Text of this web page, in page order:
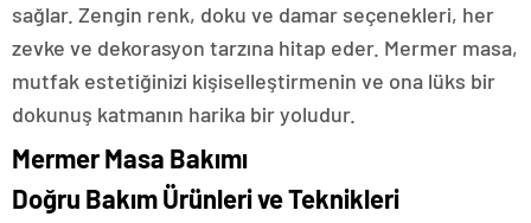
sağlar. Zengin renk, doku ve damar seçenekleri, her
zevke ve dekorasyon tarzına hitap eder. Mermer masa,
mutfak estetiğinizi kişiselleştirmenin ve ona lüks bir
dokunuş katmanın harika bir yoludur.
Mermer Masa Bakımı
Doğru Bakım Ürünleri ve Teknikleri